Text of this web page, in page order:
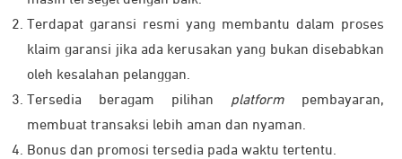
Terdapat garansi resmi yang membantu dalam proses
klaim garansi jika ada kerusakan yang bukan disebabkan
oleh kesalahan pelanggan.
Tersedia beragam pilihan platform pembayaran,
membuat transaksi lebih aman dan nyaman.
Bonus dan promosi tersedia pada waktu tertentu.